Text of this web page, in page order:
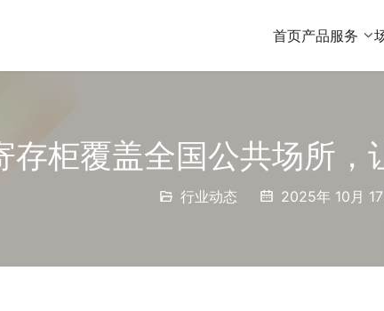
首页产品服务
存柜覆盖全国公共场所，
行业动态 2025年 10月